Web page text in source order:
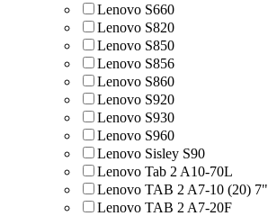
Lenovo S660
Lenovo S820
Lenovo S850
Lenovo S856
Lenovo S860
Lenovo S920
Lenovo S930
Lenovo S960
Lenovo Sisley S90
Lenovo Tab 2 A10-70L
Lenovo TAB 2 A7-10 (20) 7"
Lenovo TAB 2 A7-20F